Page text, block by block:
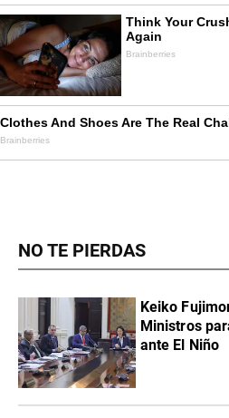
NO TE PIERDAS
Keiko
Ministros
ante El Niño